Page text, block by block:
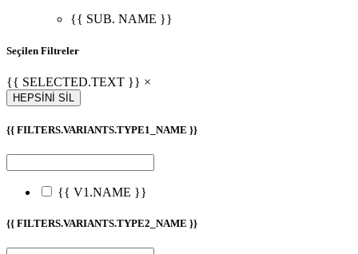
{{ SUB. NAME }}
Seçilen Filtreler
{{ SELECTED.TEXT }} ×
HEPSİNİ SİL
{{ FILTERS.VARIANTS.TYPE1_NAME }}
{{ V1.NAME }}
{{ FILTERS.VARIANTS.TYPE2_NAME }}